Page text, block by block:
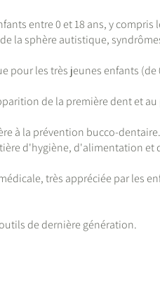
entre 0 et 18 ans, y compris
la sphère autistique,
pour les très jeunes enfants (de
de la première dent et au
à la prévention bucco-dentaire.
d'hygiène, d'alimentation et
très appréciée par les
de dernière génération.